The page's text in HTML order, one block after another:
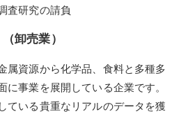
査研究の請負
卸売業）
属資源から化学品、食料と多種多
に事業を展開している企業です。
ている貴重なリアルのデータを獲